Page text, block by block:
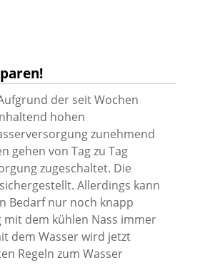
der seit Wochen
hohen
zunehmend
gehen von Tag zu Tag
zugeschaltet. Die
Allerdings kann
Bedarf nur noch knapp
mit dem kühlen Nass immer
dem Wasser wird jetzt
Regeln zum Wasser